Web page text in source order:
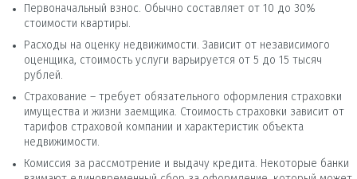
Первоначальный взнос. Обычно составляет от 10 до 30%
стоимости квартиры.
Расходы на оценку недвижимости. Зависит от независимого
оценщика, стоимость услуги варьируется от 5 до 15 тысяч
рублей.
Страхование – требует обязательного оформления страховки
имущества и жизни заемщика. Стоимость страховки зависит от
тарифов страховой компании и характеристик объекта
недвижимости.
Комиссия за рассмотрение и выдачу кредита. Некоторые банки